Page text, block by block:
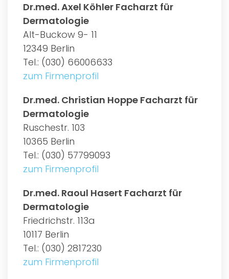
Dr.med. Axel Köhler Facharzt für
Dermatologie
Alt-Buckow 9- 11
12349 Berlin
Tel.: (030) 66006633
zum Firmenprofil
Dr.med. Christian Hoppe Facharzt für
Dermatologie
Ruschestr. 103
10365 Berlin
Tel.: (030) 57799093
zum Firmenprofil
Dr.med. Raoul Hasert Facharzt für
Dermatologie
Friedrichstr. 113a
10117 Berlin
Tel.: (030) 2817230
zum Firmenprofil